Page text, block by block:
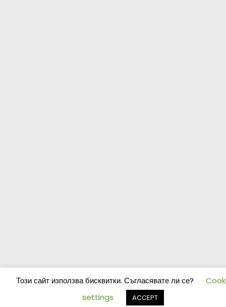
Този сайт използва бисквитки. Съгласявате ли се?
settings
ACCEPT